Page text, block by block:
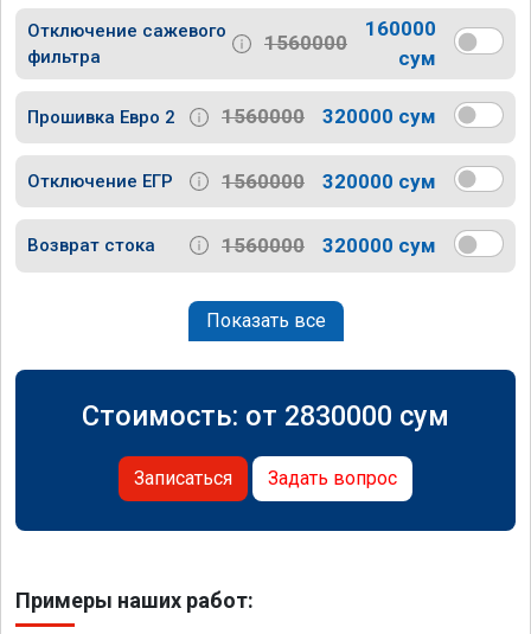
Отключение сажевого
фильтра
1560000
160000
сум
Прошивка Евро 2 1560000 320000 сум
Отключение ЕГР 1560000 320000 сум
Возврат стока 1560000 320000 сум
Показать все
Стоимость: от 2830000 сум
Записаться Задать вопрос
Примеры наших работ: